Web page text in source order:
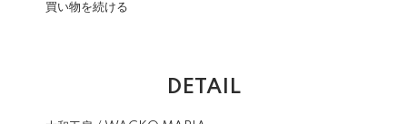
買い物を続ける
DETAIL